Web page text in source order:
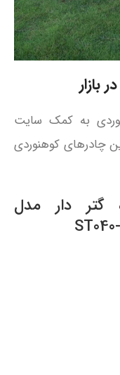
بازار
به کمک سایت
چادرهای کوهنوردی
گتر دار مدل